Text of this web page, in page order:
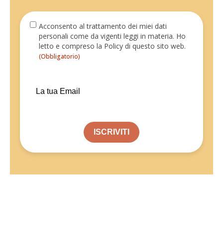
Consenso(Obbligatorio)
Acconsento al trattamento dei miei dati
personali come da vigenti leggi in materia. Ho
letto e compreso la Policy di questo sito web.
(Obbligatorio)